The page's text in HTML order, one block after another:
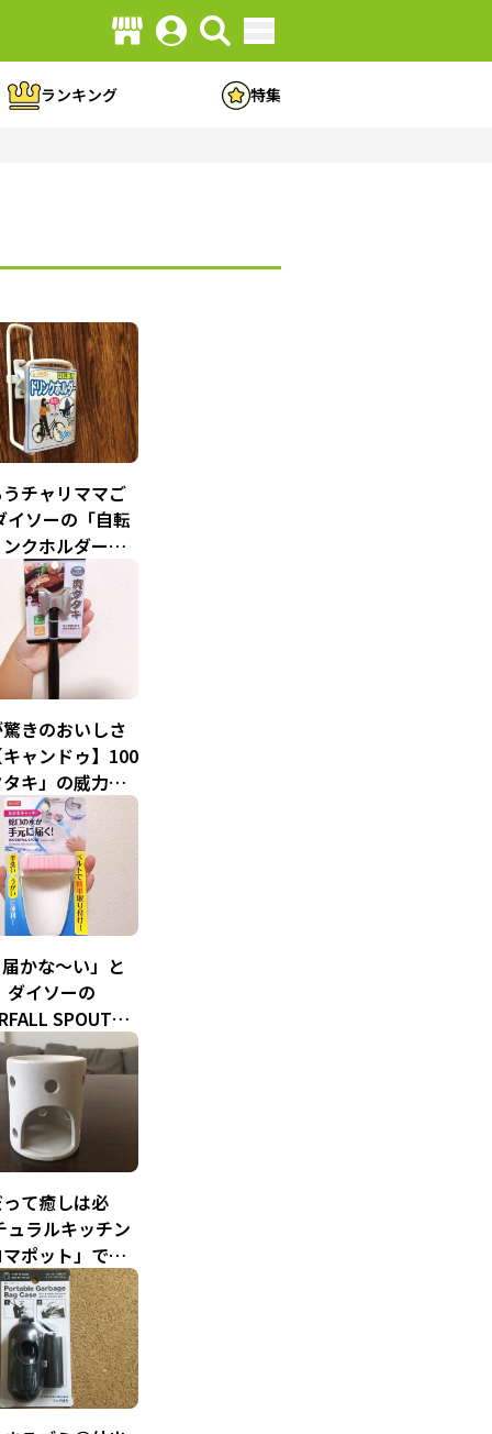
ランキング 特集
チャリママご
イソーの「自転
クホルダー」
手軽に水分補
きのおいしさ
ャンドゥ】100
キ」の威力を
かな～い」と
ダイソーの
SPOUT」
ラク～に手洗
て癒しは必
ュラルキッチン
ポット」で家
らリラックス